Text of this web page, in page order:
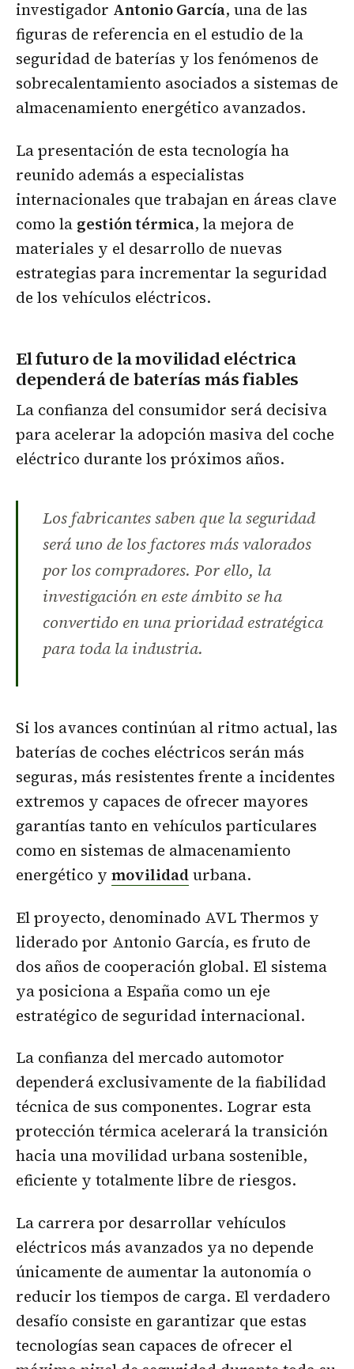
investigador Antonio García, una de las
figuras de referencia en el estudio de la
seguridad de baterías y los fenómenos de
sobrecalentamiento asociados a sistemas de
almacenamiento energético avanzados.
La presentación de esta tecnología ha
reunido además a especialistas
internacionales que trabajan en áreas clave
como la gestión térmica, la mejora de
materiales y el desarrollo de nuevas
estrategias para incrementar la seguridad
de los vehículos eléctricos.
El futuro de la movilidad eléctrica
dependerá de baterías más fiables
La confianza del consumidor será decisiva
para acelerar la adopción masiva del coche
eléctrico durante los próximos años.
Los fabricantes saben que la seguridad
será uno de los factores más valorados
por los compradores. Por ello, la
investigación en este ámbito se ha
convertido en una prioridad estratégica
para toda la industria.
Si los avances continúan al ritmo actual, las
baterías de coches eléctricos serán más
seguras, más resistentes frente a incidentes
extremos y capaces de ofrecer mayores
garantías tanto en vehículos particulares
como en sistemas de almacenamiento
energético y movilidadurbana.
El proyecto, denominado AVL Thermos y
liderado por Antonio García, es fruto de
dos años de cooperación global. El sistema
ya posiciona a España como un eje
estratégico de seguridad internacional.
La confianza del mercado automotor
dependerá exclusivamente de la fiabilidad
técnica de sus componentes. Lograr esta
protección térmica acelerará la transición
hacia una movilidad urbana sostenible,
eficiente y totalmente libre de riesgos.
La carrera por desarrollar vehículos
eléctricos más avanzados ya no depende
únicamente de aumentar la autonomía o
reducir los tiempos de carga. El verdadero
desafío consiste en garantizar que estas
tecnologías sean capaces de ofrecer el